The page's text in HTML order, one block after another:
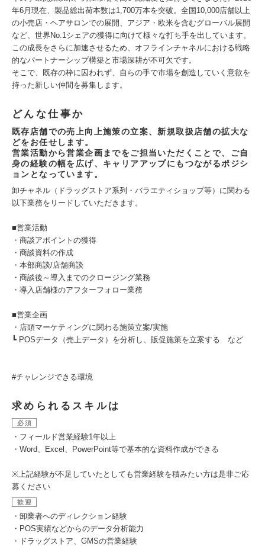
年6月現在、製品総出荷本数は1,700万本を突破。全国10,000店舗以上
の小売店・ヘアサロンでの展開、アジア・欧米を含むグローバル展開
など、世界No.1シェアの獲得に向けて様々な打ち手を出しています。
この成長をさらに加速させるため、オフラインチャネルにおける戦略
的なパートナーシップ構築と市場深耕が不可欠です。
そこで、既存の枠に囚われず、自らの手で市場を創造していく意欲を
持った新しい仲間を募集します。
どんな仕事か
既存店舗での売上向上施策の立案、新規取扱店舗の拡大な
どをお任せします。
営業活動から営業企画までをご担当いただくことで、ご自
身の経験の幅を広げ、キャリアアップにもつながるポジシ
ョンとなっています。
卸チャネル（ドラッグストア系列・バラエティショップ等）に関わる
以下業務をリードしていただきます。
■営業活動
・商談アポイントの獲得
・商談資料の作成
・本部商談/店舗商談
・商談後～導入までのクロージング業務
・導入店舗様のアフターフォロー業務
■営業企画
・店頭マーケティングに関わる施策立案/実施
┗ POSデータ（売上データ）を分析し、販促施策を立案する など
#チャレンジできる環境
求められるスキルは
必須
・フィールド営業経験1年以上
・Word、Excel、PowerPoint等で基本的な資料作成ができる
※上記経験が不足していたとしても営業経験を積みたい方は是非ご応
募ください
歓迎
・卸業者へのディレクション経験
・POS実績などからのデータ分析能力
・ドラッグストア、GMSの営業経験